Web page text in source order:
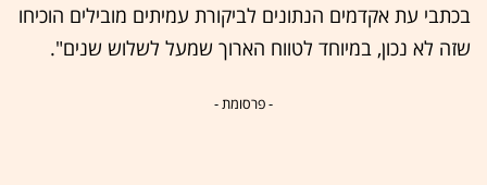
בכתבי עת אקדמים הנתונים לביקורת עמיתים מובילים הוכיחו
שזה לא נכון, במיוחד לטווח הארוך שמעל לשלוש שנים".
- פרסומת -